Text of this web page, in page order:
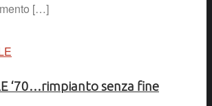
[…]
‘70…rimpianto senza fine